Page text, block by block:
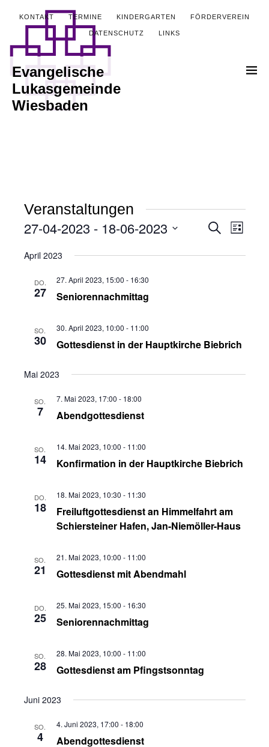
KONTAKT TERMINE KINDERGARTEN FÖRDERVEREIN
DATENSCHUTZ LINKS
Evangelische
Lukasgemeinde
Wiesbaden
Veranstaltungen
Suche Liste
27-04-2023 - 18-06-2023
wählen.
April 2023
DO.
27 Seniorennachmittag
27. April 2023, 15:00 - 16:30
SO.
30 Gottesdienst in der Hauptkirche Biebrich
30. April 2023, 10:00 - 11:00
Mai 2023
SO.
7 Abendgottesdienst
7. Mai 2023, 17:00 - 18:00
SO.
14 Konfirmation in der Hauptkirche Biebrich
14. Mai 2023, 10:00 - 11:00
DO.
18
Freiluftgottesdienst an Himmelfahrt am
Schiersteiner Hafen, Jan-Niemöller-Haus
18. Mai 2023, 10:30 - 11:30
SO.
21 Gottesdienst mit Abendmahl
21. Mai 2023, 10:00 - 11:00
DO.
25 Seniorennachmittag
25. Mai 2023, 15:00 - 16:30
SO.
28 Gottesdienst am Pfingstsonntag
28. Mai 2023, 10:00 - 11:00
Juni 2023
SO.
4 Abendgottesdienst
4. Juni 2023, 17:00 - 18:00